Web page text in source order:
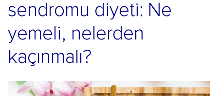
sendromu diyeti: Ne
yemeli, nelerden
kaçınmalı?